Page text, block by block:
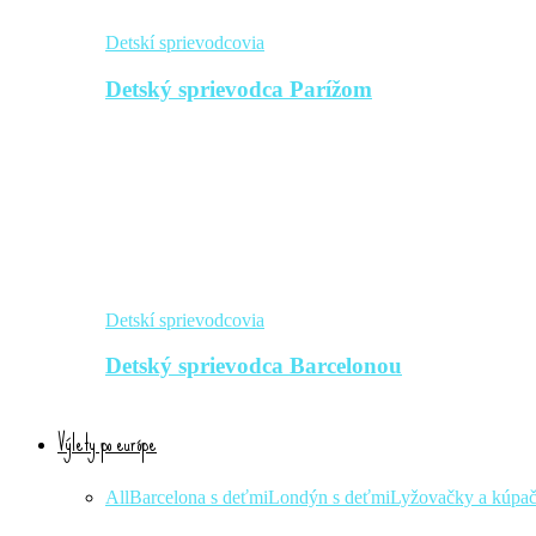
Detskí sprievodcovia
Detský sprievodca Parížom
Detskí sprievodcovia
Detský sprievodca Barcelonou
Výlety po európe
AllBarcelona s deťmiLondýn s deťmiLyžovačky a